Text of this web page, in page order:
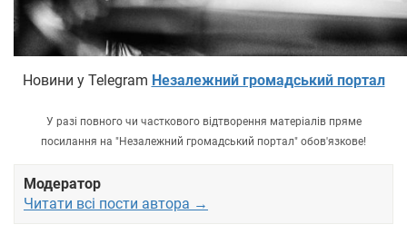
Новини у Telegram Незалежний громадський портал
У разі повного чи часткового відтворення матеріалів пряме
посилання на "Незалежний громадський портал" обов'язкове!
Модератор
Читати всі пости автора →